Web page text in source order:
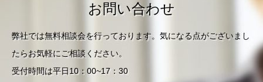
お問い合わせ
弊社では無料相談会を行っております。気になる点がございまし
たらお気軽にご相談ください。
受付時間は平日10：00~17：30